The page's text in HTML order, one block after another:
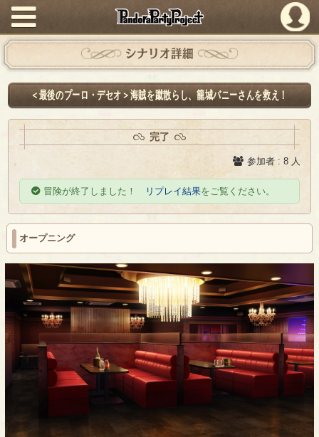
PandoraPartyProject
シナリオ詳細
＜最後のプーロ・デセオ＞海賊を蹴散らし、籠城バニーさんを救え！
完了
参加者 : 8 人
冒険が終了しました！ リプレイ結果をご覧ください。
オープニング